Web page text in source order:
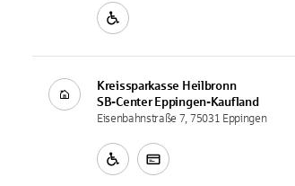
Kreissparkasse Heilbronn
SB-Center Eppingen-Kaufland
Eisenbahnstraße 7, 75031 Eppingen